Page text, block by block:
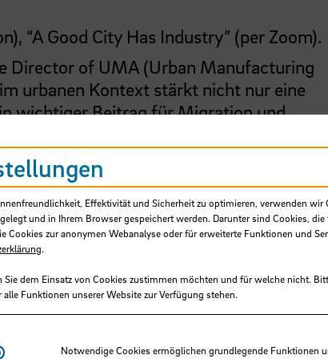
“A Good City Has Industry” (per Zoom).
Director of UMA (Urban Manufacturing
urbanen Kontext stärkt nicht nur eine
wichtiger Beitrag für Migration und
aus Israel geben. Die Veranstaltung
Austausch von Ideen für eine „Stadt
der 2G-Regeln durchgeführt.
Effektivität und Sicherheit zu optimieren, verwenden wir
und in Ihrem Browser gespeichert werden. Darunter sind Cookies,
Cookies zur anonymen Webanalyse oder für erweiterte Funktionen und
.
dem Einsatz von Cookies zustimmen möchten und für welche nicht.
Funktionen unserer Website zur Verfügung stehen.
Cookies
Notwendige Cookies ermöglichen grundlegende Funktionen